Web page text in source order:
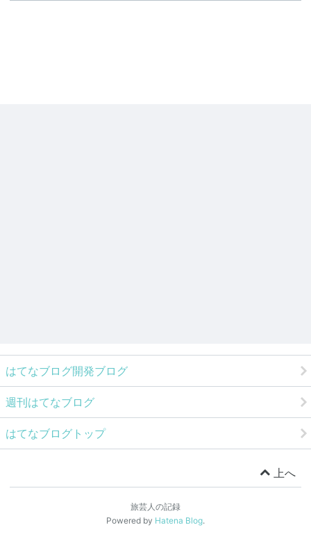
はてなブログ開発ブログ
週刊はてなブログ
はてなブログトップ
上へ
旅芸人の記録
Powered by Hatena Blog.